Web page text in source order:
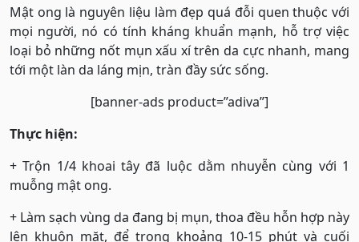
Mật ong là nguyên liệu làm đẹp quá đỗi quen thuộc với
mọi người, nó có tính kháng khuẩn mạnh, hỗ trợ việc
loại bỏ những nốt mụn xấu xí trên da cực nhanh, mang
tới một làn da láng mịn, tràn đầy sức sống.
[banner-ads product=”adiva”]
Thực hiện:
+ Trộn 1/4 khoai tây đã luộc dằm nhuyễn cùng với 1
muỗng mật ong.
+ Làm sạch vùng da đang bị mụn, thoa đều hỗn hợp này
lên khuôn mặt, để trong khoảng 10-15 phút và cuối